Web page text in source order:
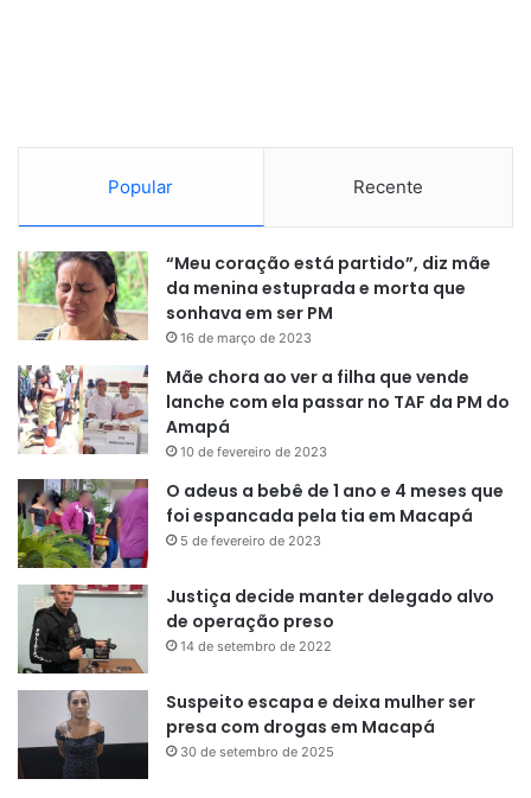
Popular Recente
“Meu coração está partido”, diz mãe
da menina estuprada e morta que
sonhava em ser PM
16 de março de 2023
Mãe chora ao ver a filha que vende
lanche com ela passar no TAF da PM do
Amapá
10 de fevereiro de 2023
O adeus a bebê de 1 ano e 4 meses que
foi espancada pela tia em Macapá
5 de fevereiro de 2023
Justiça decide manter delegado alvo
de operação preso
14 de setembro de 2022
Suspeito escapa e deixa mulher ser
presa com drogas em Macapá
30 de setembro de 2025